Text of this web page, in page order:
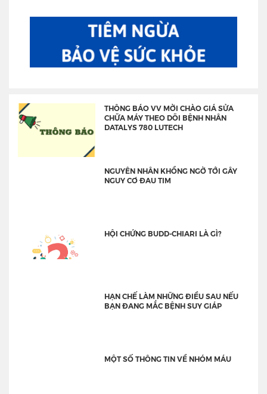
THÔNG BÁO VV MỜI CHÀO GIÁ SỬA
CHỮA MÁY THEO DÕI BỆNH NHÂN
DATALYS 780 LUTECH
NGUYÊN NHÂN KHỒNG NGỜ TỚI GÂY
NGUY CƠ ĐAU TIM
HỘI CHỨNG BUDD-CHIARI LÀ GÌ?
HẠN CHẾ LÀM NHỮNG ĐIỀU SAU NẾU
BẠN ĐANG MẮC BỆNH SUY GIÁP
MỘT SỐ THÔNG TIN VỀ NHÓM MÁU